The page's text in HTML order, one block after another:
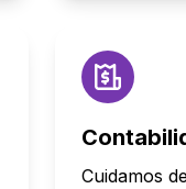
Cuidamos